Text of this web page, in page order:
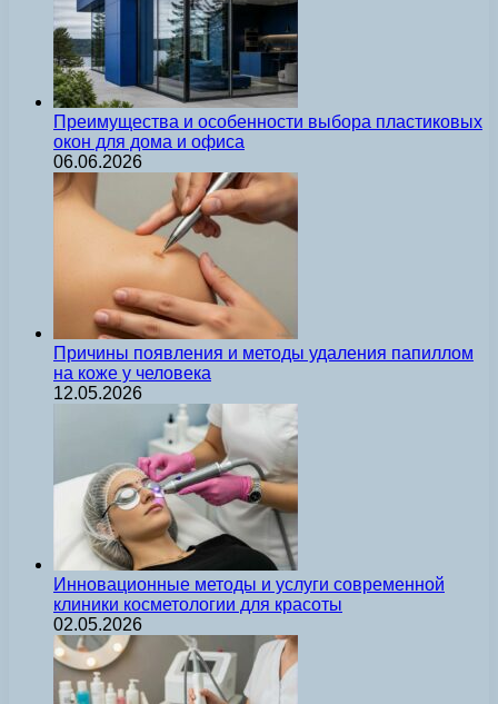
Преимущества и особенности выбора пластиковых
окон для дома и офиса
06.06.2026
Причины появления и методы удаления папиллом
на коже у человека
12.05.2026
Инновационные методы и услуги современной
клиники косметологии для красоты
02.05.2026